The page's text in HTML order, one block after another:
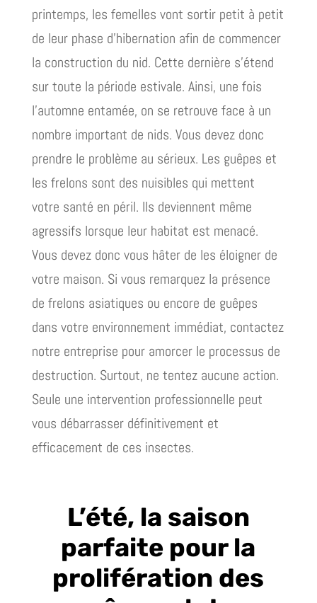
printemps, les femelles vont sortir petit à petit
de leur phase d’hibernation afin de commencer
la construction du nid. Cette dernière s’étend
sur toute la période estivale. Ainsi, une fois
l’automne entamée, on se retrouve face à un
nombre important de nids. Vous devez donc
prendre le problème au sérieux. Les guêpes et
les frelons sont des nuisibles qui mettent
votre santé en péril. Ils deviennent même
agressifs lorsque leur habitat est menacé.
Vous devez donc vous hâter de les éloigner de
votre maison. Si vous remarquez la présence
de frelons asiatiques ou encore de guêpes
dans votre environnement immédiat, contactez
notre entreprise pour amorcer le processus de
destruction. Surtout, ne tentez aucune action.
Seule une intervention professionnelle peut
vous débarrasser définitivement et
efficacement de ces insectes.
L’été, la saison
parfaite pour la
prolifération des